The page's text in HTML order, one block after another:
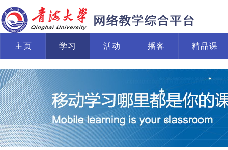
主页 学习 活动 播客 精品课